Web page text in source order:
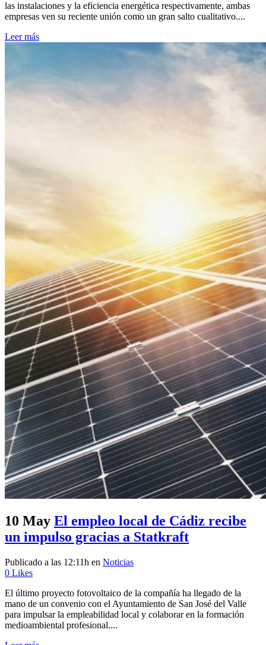
las instalaciones y la eficiencia energética respectivamente, ambas
empresas ven su reciente unión como un gran salto cualitativo....
Leer más
10 May El empleo local de Cádiz recibe
un impulso gracias a Statkraft
Publicado a las 12:11h en Noticias
0 Likes
El último proyecto fotovoltaico de la compañía ha llegado de la
mano de un convenio con el Ayuntamiento de San José del Valle
para impulsar la empleabilidad local y colaborar en la formación
medioambiental profesional....